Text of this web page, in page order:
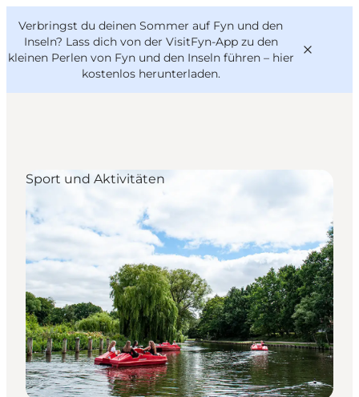
Verbringst du deinen Sommer auf Fyn und den
Inseln? Lass dich von der VisitFyn-App zu den
kleinen Perlen von Fyn und den Inseln führen – hier
kostenlos herunterladen.
Reise Ideen
Essen & trinken
Übernachtung
VisitFyn
Deutsch
Sport und Aktivitäten